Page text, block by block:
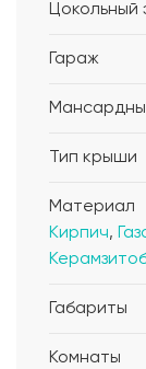
Цокольный
Гараж
Тип крыши
Материал
Кирпич,
Габариты
Комнаты